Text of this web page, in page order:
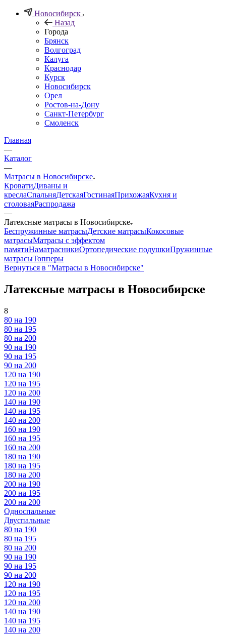
Новосибирск
Назад
Города
Брянск
Волгоград
Калуга
Краснодар
Курск
Новосибирск
Орел
Ростов-на-Дону
Санкт-Петербург
Смоленск
Главная
—
Каталог
—
Матрасы в Новосибирске
КроватиДиваны и
креслаСпальняДетскаяГостинаяПрихожаяКухня и
столоваяРаспродажа
—
Латексные матрасы в Новосибирске
Беспружинные матрасыДетские матрасыКокосовые
матрасыМатрасы с эффектом
памятиНаматрасникиОртопедические подушкиПружинные
матрасыТопперы
Вернуться в "Матрасы в Новосибирске"
Латексные матрасы в Новосибирске
8
80 на 190
80 на 195
80 на 200
90 на 190
90 на 195
90 на 200
120 на 190
120 на 195
120 на 200
140 на 190
140 на 195
140 на 200
160 на 190
160 на 195
160 на 200
180 на 190
180 на 195
180 на 200
200 на 190
200 на 195
200 на 200
Односпальные
Двуспальные
80 на 190
80 на 195
80 на 200
90 на 190
90 на 195
90 на 200
120 на 190
120 на 195
120 на 200
140 на 190
140 на 195
140 на 200